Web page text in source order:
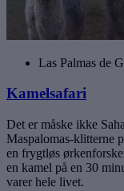
Las Palmas de
Kamelsafari
Det er måske ikke
Maspalomas-klitterne
en frygtløs
en kamel på en 30
varer hele livet.